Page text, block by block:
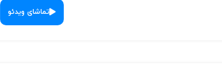
تماشای ویدئو